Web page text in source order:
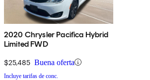
2020 Chrysler Pacifica Hybrid
Limited FWD
$25,485 Buena oferta
Incluye tarifas de conc.